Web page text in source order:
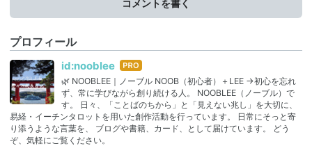
コメントを書く
プロフィール
id:nooblee はて
なブ
ログ
Pro
🌿 NOOBLEE｜ノーブル NOOB（初心者）＋LEE →初心を忘れ
ず、常に学びながら創り続ける人。 NOOBLEE（ノーブル）で
す。 日々、「ことばのちから」と「見えない兆し」を大切に、
易経・イーチンタロットを用いた創作活動を行っています。 日常にそっと寄
り添うような言葉を、 ブログや書籍、カード、として届けています。 どう
ぞ、気軽にご覧ください。